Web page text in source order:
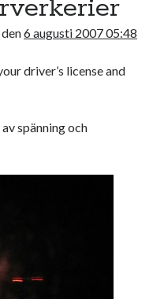
23
den6 augusti 2007 05:48
driver’s license and
spänning och